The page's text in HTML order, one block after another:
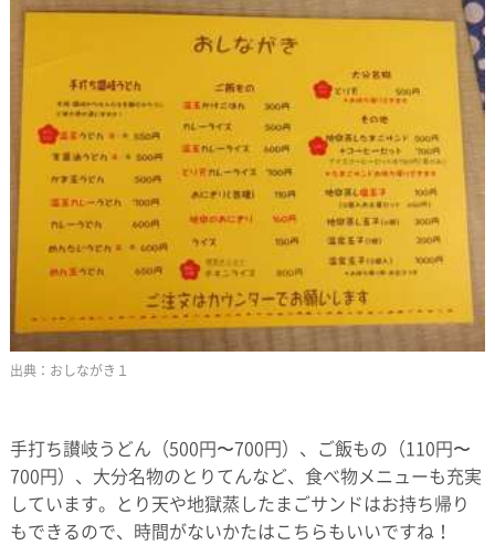
おしながき１
手打ち讃岐うどん（500円〜700円）、ご飯もの（110円〜
700円）、大分名物のとりてんなど、食べ物メニューも充実
しています。とり天や地獄蒸したまごサンドはお持ち帰り
もできるので、時間がないかたはこちらもいいですね！